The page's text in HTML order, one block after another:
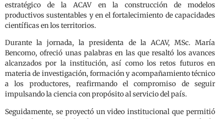
estratégico de la ACAV en la construcción de modelos
productivos sustentables y en el fortalecimiento de capacidades
científicas en los territorios.
Durante la jornada, la presidenta de la ACAV, MSc. María
Bencomo, ofreció unas palabras en las que resaltó los avances
alcanzados por la institución, así como los retos futuros en
materia de investigación, formación y acompañamiento técnico
a los productores, reafirmando el compromiso de seguir
impulsando la ciencia con propósito al servicio del país.
Seguidamente, se proyectó un video institucional que permitió